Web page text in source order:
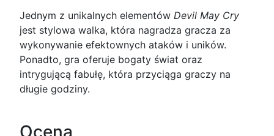
Jednym z unikalnych elementów Devil May Cry
jest stylowa walka, która nagradza gracza za
wykonywanie efektownych ataków i uników.
Ponadto, gra oferuje bogaty świat oraz
intrygującą fabułę, która przyciąga graczy na
długie godziny.
Ocena